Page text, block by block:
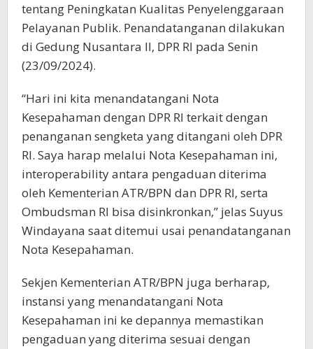
tentang Peningkatan Kualitas Penyelenggaraan
Pelayanan Publik. Penandatanganan dilakukan
di Gedung Nusantara II, DPR RI pada Senin
(23/09/2024).
“Hari ini kita menandatangani Nota
Kesepahaman dengan DPR RI terkait dengan
penanganan sengketa yang ditangani oleh DPR
RI. Saya harap melalui Nota Kesepahaman ini,
interoperability antara pengaduan diterima
oleh Kementerian ATR/BPN dan DPR RI, serta
Ombudsman RI bisa disinkronkan,” jelas Suyus
Windayana saat ditemui usai penandatanganan
Nota Kesepahaman.
Sekjen Kementerian ATR/BPN juga berharap,
instansi yang menandatangani Nota
Kesepahaman ini ke depannya memastikan
pengaduan yang diterima sesuai dengan